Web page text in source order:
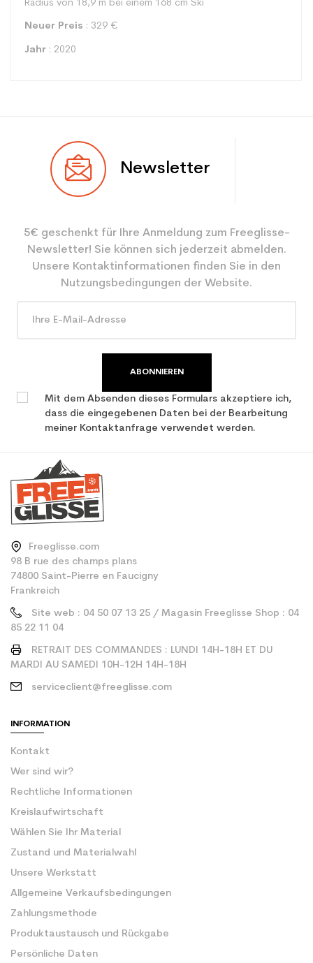
Radius von 18,9 m bei einem 168 cm Ski
Neuer Preis : 329 €
Jahr : 2020
Benutzer Gemischt
Farbe Blau
CO2-Einsparungen für
den Planeten (in kg)
3.9
Newsletter
5€ geschenkt für Ihre Anmeldung zum Freeglisse-
Newsletter! Sie können sich jederzeit abmelden.
Unsere Kontaktinformationen finden Sie in den
Nutzungsbedingungen der Website.
ABONNIEREN
Mit dem Absenden dieses Formulars akzeptiere ich,
dass die eingegebenen Daten bei der Bearbeitung
meiner Kontaktanfrage verwendet werden.
Freeglisse.com
98 B rue des champs plans
74800 Saint-Pierre en Faucigny
Frankreich
Site web : 04 50 07 13 25 / Magasin Freeglisse Shop : 04
85 22 11 04
RETRAIT DES COMMANDES : LUNDI 14H-18H ET DU
MARDI AU SAMEDI 10H-12H 14H-18H
serviceclient@freeglisse.com
INFORMATION
Kontakt
Wer sind wir?
Rechtliche Informationen
Kreislaufwirtschaft
Wählen Sie Ihr Material
Zustand und Materialwahl
Unsere Werkstatt
Allgemeine Verkaufsbedingungen
Zahlungsmethode
Produktaustausch und Rückgabe
Persönliche Daten